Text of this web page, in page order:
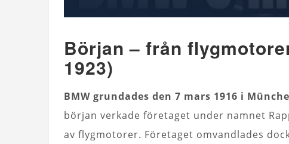
Början – från
1923)
BMW grundades den 7 mars 1916 i
början verkade företaget under namnet
av flygmotorer. Företaget omvandlades